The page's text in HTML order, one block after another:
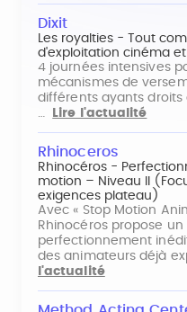
Dixit
Les royalties - Tout
d'exploitation cinéma et
4 journées intensives
mécanismes de
différents ayants droits
…
Lire l'actualité
Rhinoceros
Rhinocéros -
motion – Niveau II
exigences plateau)
Avec « Stop Motion
Rhinocéros propose
perfectionnement
des animateurs déjà
l'actualité